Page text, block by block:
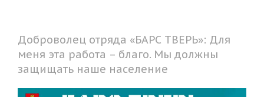
Доброволец отряда «БАРС ТВЕРЬ»: Для
меня эта работа – благо. Мы должны
защищать наше население